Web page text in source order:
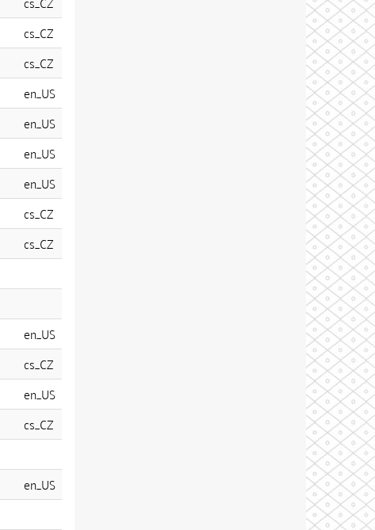
cs_CZ
cs_CZ
en_US
en_US
en_US
en_US
cs_CZ
cs_CZ
en_US
cs_CZ
en_US
cs_CZ
en_US